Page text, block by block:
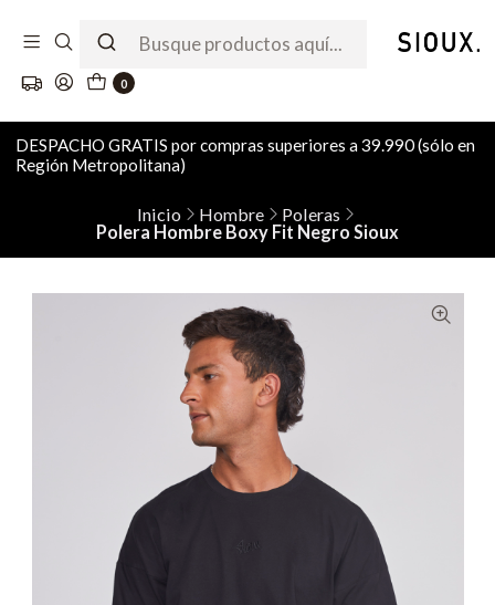
0
DESPACHO GRATIS por compras superiores a 39.990 (sólo en
Región Metropolitana)
Inicio Hombre
Poleras
Polera Hombre Boxy Fit Negro Sioux